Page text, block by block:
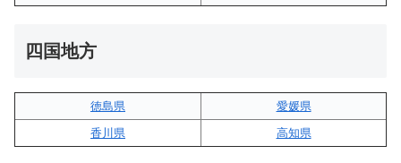
四国地方
徳島県
愛媛県
香川県
高知県